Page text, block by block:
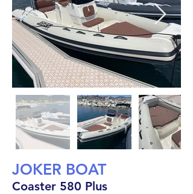
JOKER BOAT
Coaster 580 Plus